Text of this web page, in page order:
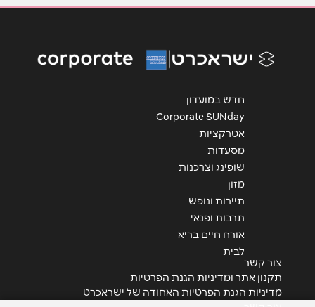
חדש במועדון
Corporate SUNday
אטרקציות
מסעדות
שופינג וצרכנות
מזון
תיירות ונופש
תרבות ופנאי
אורח חיים בריא
לבית
צור קשר
תקנון אתר ומדיניות הגנת הפרטיות
מדיניות הגנת הפרטיות האחודה של ישראכרט